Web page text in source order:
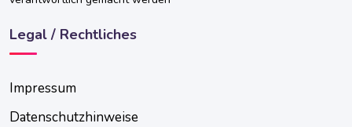
Legal / Rechtliches
Impressum
Datenschutzhinweise